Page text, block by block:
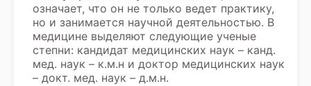
означает, что он не только ведет практику,
но и занимается научной деятельностью. В
медицине выделяют следующие ученые
степни: кандидат медицинских наук – канд.
мед. наук – к.м.н и доктор медицинских наук
– докт. мед. наук – д.м.н.